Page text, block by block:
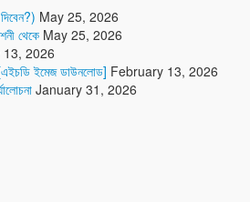
May 25, 2026
থেকে May 25, 2026
2026
[এইচডি ইমেজ ডাউনলোড] February 13, 2026
January 31, 2026